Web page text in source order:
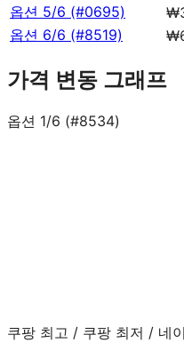
옵션 5/6 (#0695)
옵션 6/6 (#8519)
가격 변동 그래프
옵션 1/6 (#8534)
쿠팡 최고 / 쿠팡 최저 / 네